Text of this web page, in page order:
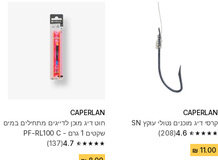
CAPERLAN
קרסי דיג מוכנים נטולי עוקץ SN
4.6
4.6 out of 5 stars from 208 reviews
(208)
CAPERLAN
חוט דיג מוכן לדייגים מתחילים במים
שקטים 1 גרם - PF-RL100 C
4.7
4.7 out of 5 stars from 137 reviews
(137)